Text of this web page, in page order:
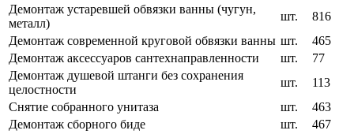
Демонтаж устаревшей обвязки ванны (чугун,
металл)
шт.
816
Демонтаж современной круговой обвязки ванны шт.
465
Демонтаж аксессуаров сантехнаправленности
шт.
77
Демонтаж душевой штанги без сохранения
целостности
шт.
113
Снятие собранного унитаза
шт.
463
Демонтаж сборного биде
шт.
467